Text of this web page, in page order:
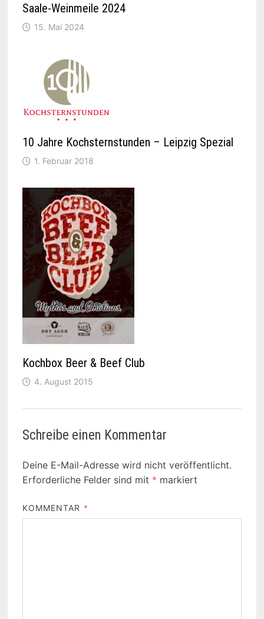
Saale-Weinmeile 2024
15. Mai 2024
10 Jahre Kochsternstunden – Leipzig Spezial
1. Februar 2018
Kochbox Beer & Beef Club
4. August 2015
Schreibe einen Kommentar
Deine E-Mail-Adresse wird nicht veröffentlicht.
Erforderliche Felder sind mit * markiert
KOMMENTAR *